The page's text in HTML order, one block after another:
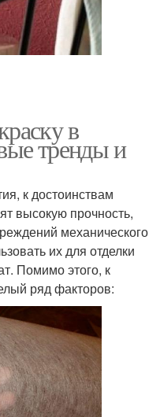
в
тренды и
к достоинствам
высокую прочность,
механического
их для отделки
Помимо этого, к
ряд факторов: